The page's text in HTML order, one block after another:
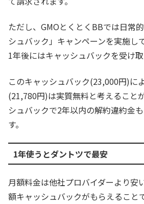
ただし、GMOとくとくBBでは日常
シュバック」キャンペーンを実施し
1年後にはキャッシュバックを受け取
このキャッシュバック(23,000円)に
(21,780円)は実質無料と考えること
シュバックで2年以内の解約違約金
す。
1年使うとダントツで最安
月額料金は他社プロバイダーより安
額キャッシュバックがもらえること